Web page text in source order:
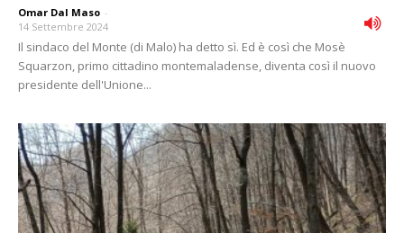
Omar Dal Maso -
14 Settembre 2024
Il sindaco del Monte (di Malo) ha detto sì. Ed è così che Mosè
Squarzon, primo cittadino montemaladense, diventa così il nuovo
presidente dell'Unione...